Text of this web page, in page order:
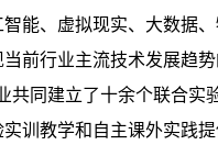
能、虚拟现实、大数据
前行业主流技术发展趋
共同建立了十余个联合实
训教学和自主课外实践